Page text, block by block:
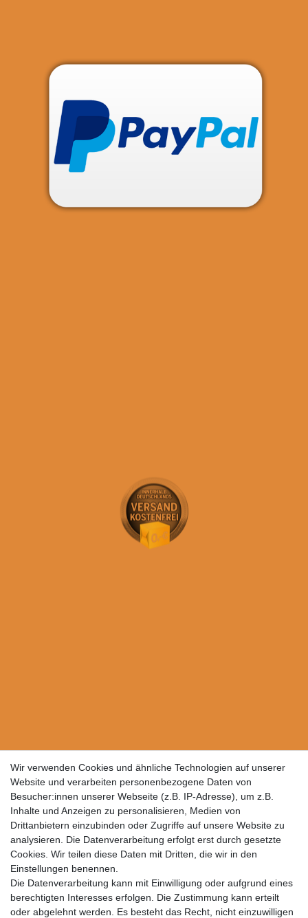
Wir verwenden Cookies und ähnliche Technologien auf unserer
Website und verarbeiten personenbezogene Daten von
Besucher:innen unserer Webseite (z.B. IP-Adresse), um z.B.
Inhalte und Anzeigen zu personalisieren, Medien von
Drittanbietern einzubinden oder Zugriffe auf unsere Website zu
analysieren. Die Datenverarbeitung erfolgt erst durch gesetzte
Cookies. Wir teilen diese Daten mit Dritten, die wir in den
Einstellungen benennen.
Die Datenverarbeitung kann mit Einwilligung oder aufgrund eines
berechtigten Interesses erfolgen. Die Zustimmung kann erteilt
oder abgelehnt werden. Es besteht das Recht, nicht einzuwilligen